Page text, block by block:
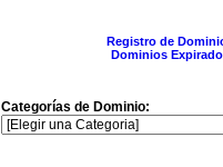
Registro de
Dominios
Categorías de Dominio: